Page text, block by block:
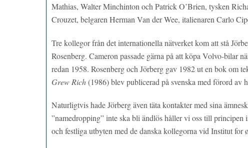
Mathias, Walter Minchinton och Patrick O’Brien, tysken
Crouzet, belgaren Herman Van der Wee, italienaren Carlo
Tre kollegor från det internationella nätverket kom att stå
Rosenberg. Cameron passade gärna på att köpa Volvo-bilar
redan 1958. Rosenberg och Jörberg gav 1982 ut en bok om
Grew Rich(1986) blev publicerad på svenska med förord av
Naturligtvis hade Jörberg även täta kontakter med sina
”namedropping” inte ska bli ändlös håller vi oss till
och festliga utbyten med de danska kollegorna vid Institut